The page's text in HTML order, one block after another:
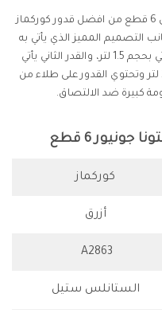
طقم أواني ستونا جونيور الذي يحتوي على 6 قطع من افضل قدور كوركماز
التصميم المميز الذي يأتي به
ويتكون الطقم من التالي: القدر الأول يأتي بحجم 1.5 لتر، والقدر الثاني يأتي
بحجم 2 لتر، والقدر الثالث يأتي بحجم 2.75 لتر وتحتوي القدور على طلاء من
كبيرة ضد الالتصاق.
6 قطع
كوركماز
أزرق
A2863
الستانلس ستيل